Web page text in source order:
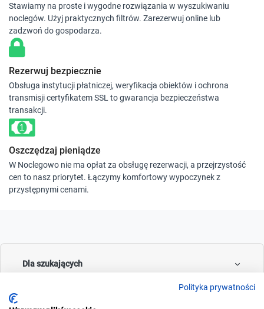
Stawiamy na proste i wygodne rozwiązania w wyszukiwaniu
noclegów. Użyj praktycznych filtrów. Zarezerwuj online lub
zadzwoń do gospodarza.
Rezerwuj bezpiecznie
Obsługa instytucji płatniczej, weryfikacja obiektów i ochrona
transmisji certyfikatem SSL to gwarancja bezpieczeństwa
transakcji.
Oszczędzaj pieniądze
W Noclegowo nie ma opłat za obsługę rezerwacji, a przejrzystość
cen to nasz priorytet. Łączymy komfortowy wypoczynek z
przystępnymi cenami.
Dla szukających
Polityka prywatności